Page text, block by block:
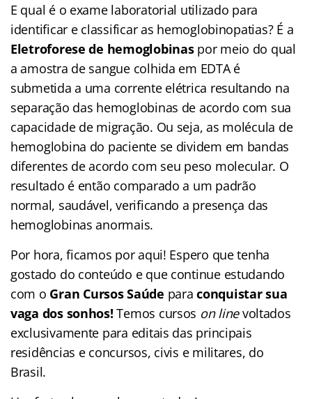
E qual é o exame laboratorial utilizado para
identificar e classificar as hemoglobinopatias? É a
Eletroforese de hemoglobinaspor meio do qual
a amostra de sangue colhida em EDTA é
submetida a uma corrente elétrica resultando na
separação das hemoglobinas de acordo com sua
capacidade de migração. Ou seja, as molécula de
hemoglobina do paciente se dividem em bandas
diferentes de acordo com seu peso molecular. O
resultado é então comparado a um padrão
normal, saudável, verificando a presença das
hemoglobinas anormais.
Por hora, ficamos por aqui! Espero que tenha
gostado do conteúdo e que continue estudando
com o Gran Cursos Saúde para conquistar sua
vaga dos sonhos! Temos cursos on linevoltados
exclusivamente para editais das principais
residências e concursos, civis e militares, do
Brasil.